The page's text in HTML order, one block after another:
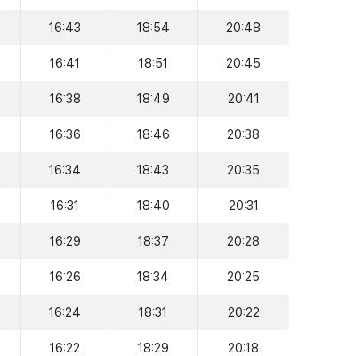
16:43 18:54 20:48
16:41 18:51 20:45
16:38 18:49 20:41
16:36 18:46 20:38
16:34 18:43 20:35
16:31 18:40 20:31
16:29 18:37 20:28
16:26 18:34 20:25
16:24 18:31 20:22
16:22 18:29 20:18